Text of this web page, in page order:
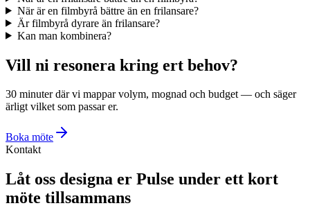
När är en filmbyrå bättre än en frilansare?
Är filmbyrå dyrare än frilansare?
Kan man kombinera?
Vill ni resonera kring ert behov?
30 minuter där vi mappar volym, mognad och budget — och säger
ärligt vilket som passar er.
Boka möte
Kontakt
Låt oss designa er Pulse under ett kort
möte tillsammans